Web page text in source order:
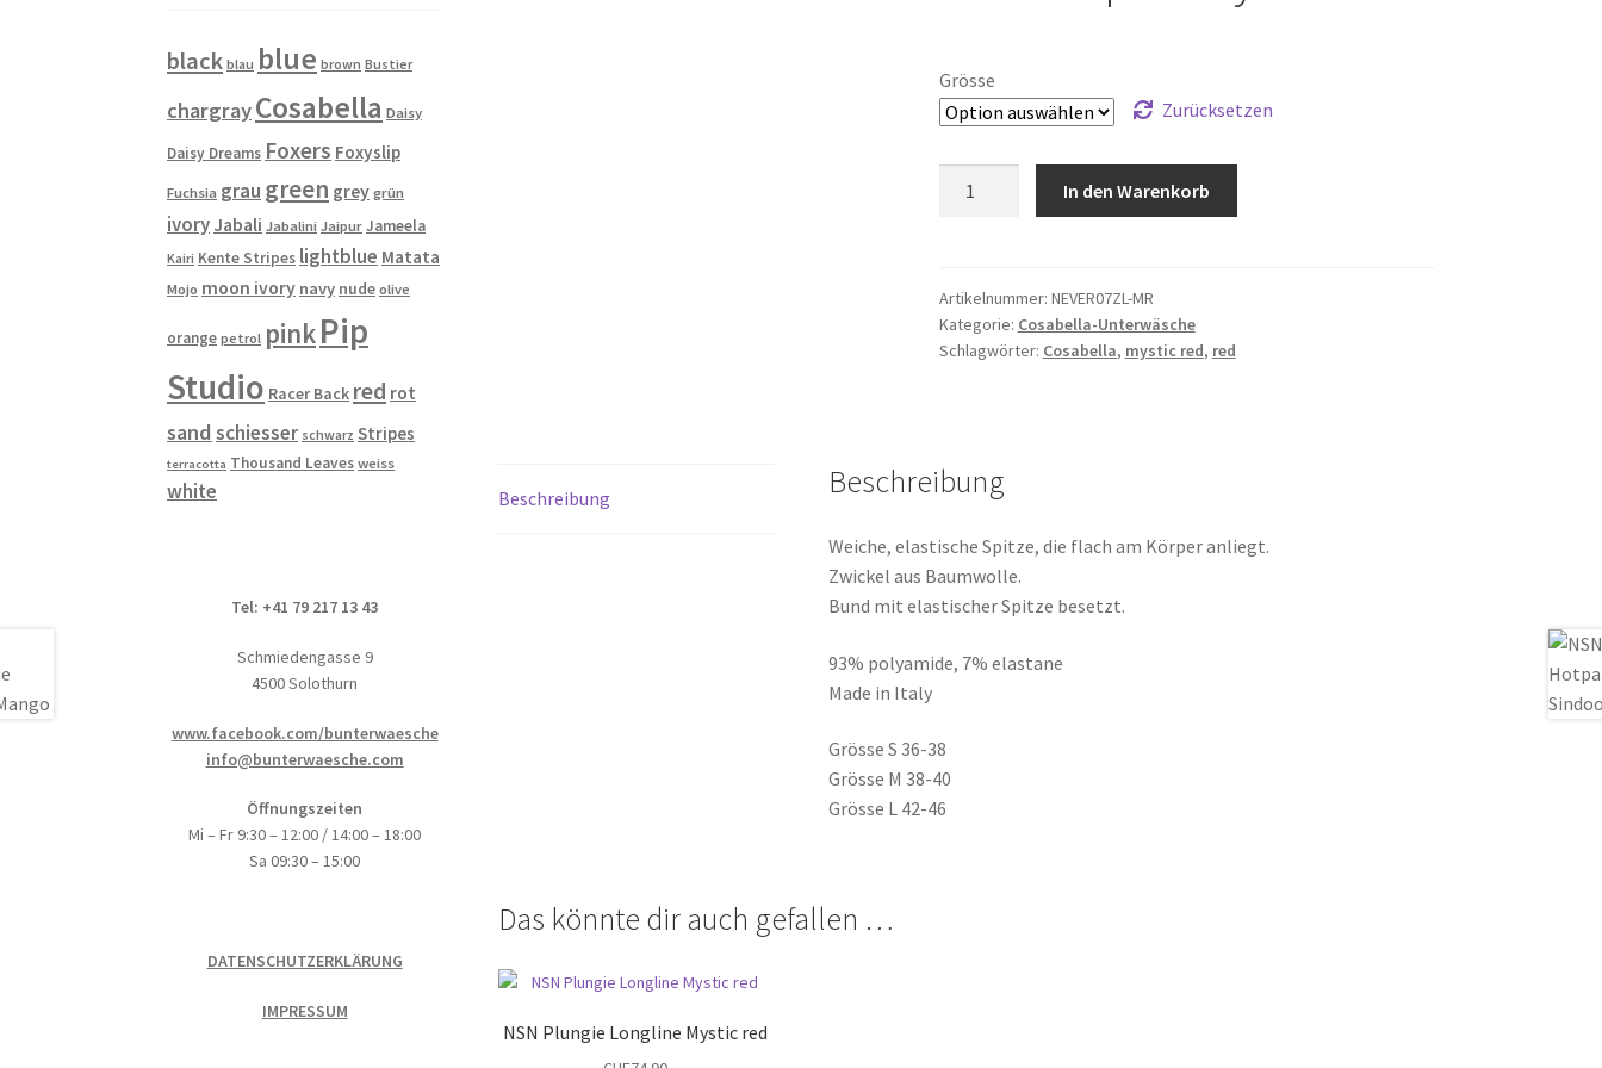
Grösse
Zurücksetzen
Menge
In den Warenkorb
Artikelnummer: NEVER07ZL-MR
Kategorie: Cosabella-Unterwäsche
Schlagwörter: Cosabella, mystic red, red
Beschreibung Beschreibung
Weiche, elastische Spitze, die flach am Körper anliegt.
Zwickel aus Baumwolle.
Bund mit elastischer Spitze besetzt.
93% polyamide, 7% elastane
Made in Italy
Grösse S 36-38
Grösse M 38-40
Grösse L 42-46
Das könnte dir auch gefallen …
NSN Plungie Longline Mystic red
black blau blue brown Bustier
chargrayCosabella Daisy
Daisy Dreams Foxers Foxyslip
Fuchsia grau green grey grün
ivory Jabali Jabalini Jaipur Jameela
Kairi Kente Stripes lightblue Matata
Mojo moon ivory navy nude olive
orange petrol pinkPip
Studio Racer Back red rot
sand schiesser schwarz Stripes
terracotta Thousand Leaves weiss
white
Tel: +41 79 217 13 43
Schmiedengasse 9
4500 Solothurn
www.facebook.com/bunterwaesche
info@bunterwaesche.com
Öffnungszeiten
Mi – Fr 9:30 – 12:00 / 14:00 – 18:00
Sa 09:30 – 15:00
DATENSCHUTZERKLÄRUNG
IMPRESSUM